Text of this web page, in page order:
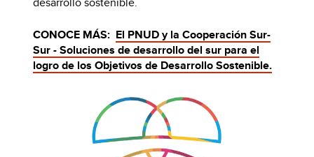
CONOCE MÁS: El PNUD y la Cooperación Sur-
Sur - Soluciones de desarrollo del sur para el
logro de los Objetivos de Desarrollo Sostenible.